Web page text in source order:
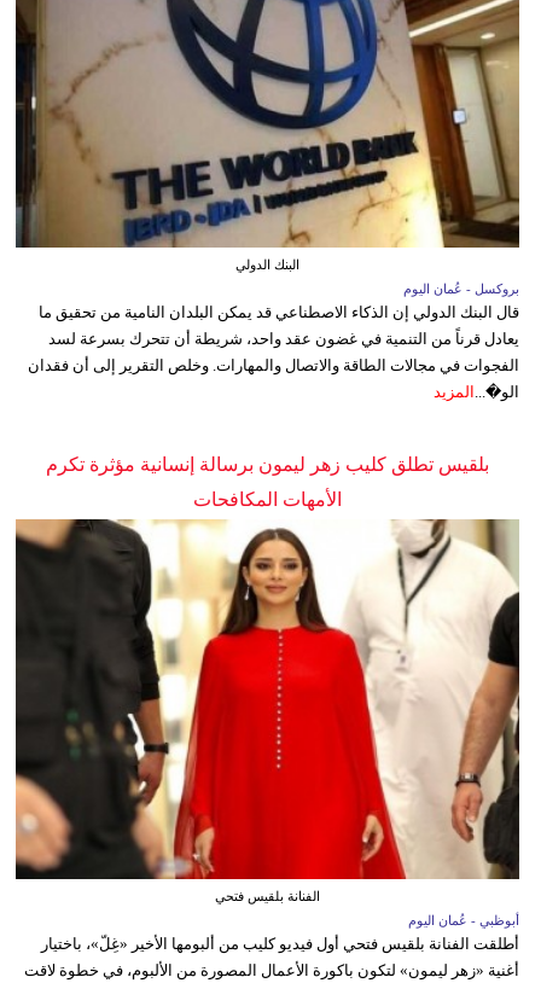
البنك الدولي
بروكسل - عُمان اليوم
قال البنك الدولي إن الذكاء الاصطناعي قد يمكن البلدان النامية من تحقيق ما
يعادل قرناً من التنمية في غضون عقد واحد، شريطة أن تتحرك بسرعة لسد
الفجوات في مجالات الطاقة والاتصال والمهارات. وخلص التقرير إلى أن فقدان
الو�...
المزيد
بلقيس تطلق كليب زهر ليمون برسالة إنسانية مؤثرة تكرم
الأمهات المكافحات
الفنانة بلقيس فتحي
أبوظبي - عُمان اليوم
أطلقت الفنانة بلقيس فتحي أول فيديو كليب من ألبومها الأخير «غِلّ»، باختيار
أغنية «زهر ليمون» لتكون باكورة الأعمال المصورة من الألبوم، في خطوة لاقت